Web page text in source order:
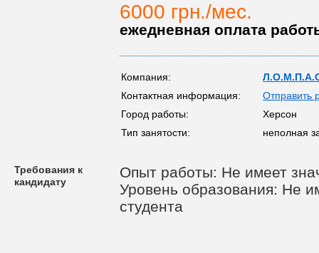
6000 грн./мес.
ежедневная оплата
Компания:
Контактная информация:
Отправить
Город работы:
Херсон
Тип занятости:
неполная
Требования к
кандидату
Опыт работы: Не имеет
Уровень образования: Не
студента